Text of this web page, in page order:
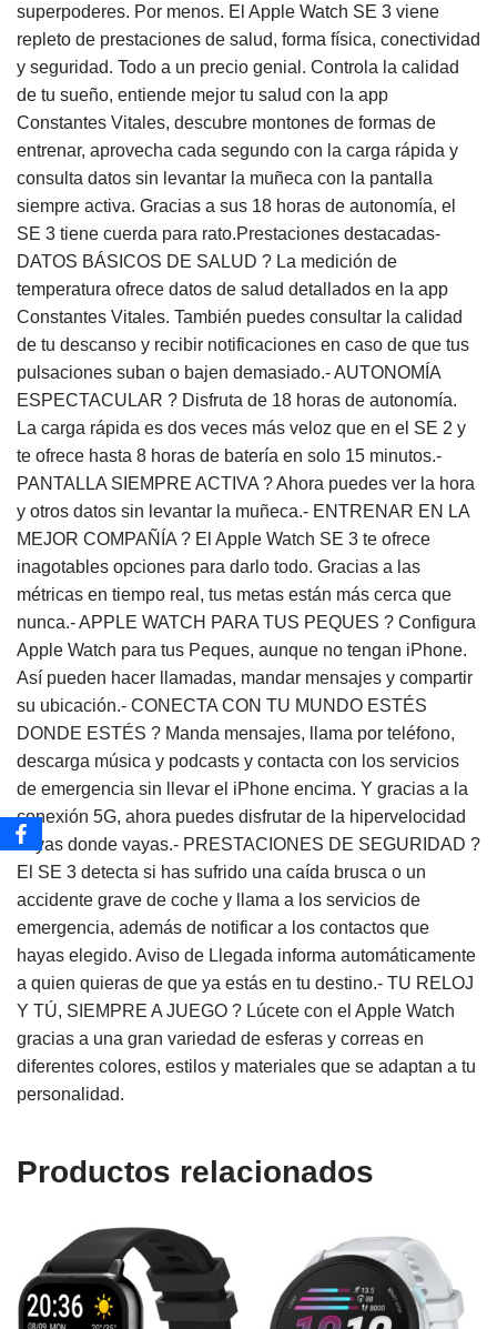
superpoderes. Por menos. El Apple Watch SE 3 viene
repleto de prestaciones de salud, forma física, conectividad
y seguridad. Todo a un precio genial. Controla la calidad
de tu sueño, entiende mejor tu salud con la app
Constantes Vitales, descubre montones de formas de
entrenar, aprovecha cada segundo con la carga rápida y
consulta datos sin levantar la muñeca con la pantalla
siempre activa. Gracias a sus 18 horas de autonomía, el
SE 3 tiene cuerda para rato.Prestaciones destacadas-
DATOS BÁSICOS DE SALUD ? La medición de
temperatura ofrece datos de salud detallados en la app
Constantes Vitales. También puedes consultar la calidad
de tu descanso y recibir notificaciones en caso de que tus
pulsaciones suban o bajen demasiado.- AUTONOMÍA
ESPECTACULAR ? Disfruta de 18 horas de autonomía.
La carga rápida es dos veces más veloz que en el SE 2 y
te ofrece hasta 8 horas de batería en solo 15 minutos.-
PANTALLA SIEMPRE ACTIVA ? Ahora puedes ver la hora
y otros datos sin levantar la muñeca.- ENTRENAR EN LA
MEJOR COMPAÑÍA ? El Apple Watch SE 3 te ofrece
inagotables opciones para darlo todo. Gracias a las
métricas en tiempo real, tus metas están más cerca que
nunca.- APPLE WATCH PARA TUS PEQUES ? Configura
Apple Watch para tus Peques, aunque no tengan iPhone.
Así pueden hacer llamadas, mandar mensajes y compartir
su ubicación.- CONECTA CON TU MUNDO ESTÉS
DONDE ESTÉS ? Manda mensajes, llama por teléfono,
descarga música y podcasts y contacta con los servicios
de emergencia sin llevar el iPhone encima. Y gracias a la
conexión 5G, ahora puedes disfrutar de la hipervelocidad
vayas donde vayas.- PRESTACIONES DE SEGURIDAD ?
El SE 3 detecta si has sufrido una caída brusca o un
accidente grave de coche y llama a los servicios de
emergencia, además de notificar a los contactos que
hayas elegido. Aviso de Llegada informa automáticamente
a quien quieras de que ya estás en tu destino.- TU RELOJ
Y TÚ, SIEMPRE A JUEGO ? Lúcete con el Apple Watch
gracias a una gran variedad de esferas y correas en
diferentes colores, estilos y materiales que se adaptan a tu
personalidad.
Productos relacionados